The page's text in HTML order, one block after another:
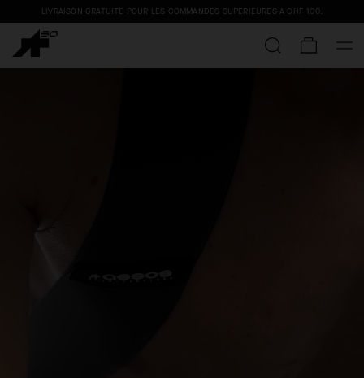
LIVRAISON GRATUITE POUR LES COMMANDES SUPÉRIEURES À CHF 100.